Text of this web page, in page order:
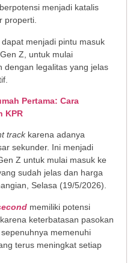
berpotensi menjadi katalis
properti.
menjadi pintu masuk
Z, untuk mulai
dengan legalitas yang jelas
Pertama: Cara
KPR
trackkarena adanya
sekunder. Ini menjadi
Z untuk mulai masuk ke
sudah jelas dan harga
Selasa (19/5/2026).
memiliki potensi
keterbatasan pasokan
memenuhi
terus meningkat setiap